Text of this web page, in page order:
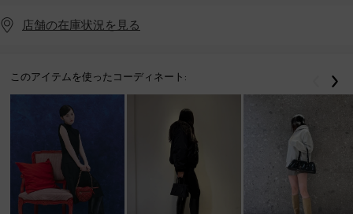
店舗の在庫状況を見る
このアイテムを使ったコーディネート: 戻る